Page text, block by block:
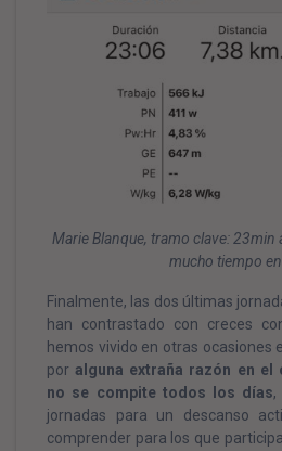
Marie Blanque, tramo clave:
mucho tiempo
Finalmente, las dos últimas
han contrastado con creces
hemos vivido en otras ocasiones
poralguna extraña razón en
no se compite todos los días,
jornadas para un descanso
comprender para los que